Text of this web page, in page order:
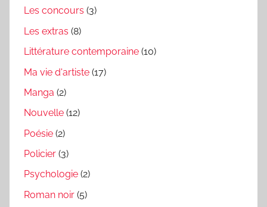
Les concours (3)
Les extras (8)
Littérature contemporaine (10)
Ma vie d'artiste (17)
Manga (2)
Nouvelle (12)
Poésie (2)
Policier (3)
Psychologie (2)
Roman noir (5)